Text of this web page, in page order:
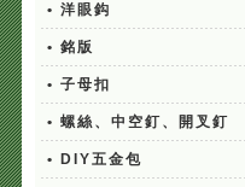
• 洋眼鈎
• 銘版
• 子母扣
• 螺絲、中空釘、開叉釘
• DIY五金包